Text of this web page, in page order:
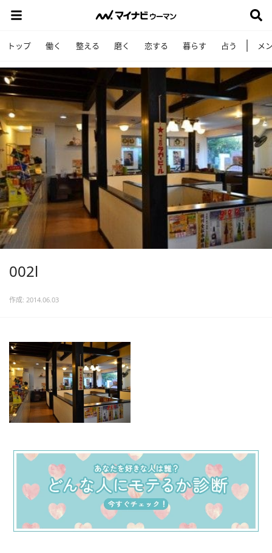
トップ 働く 整える 磨く 恋する 暮らす 占う メ
002l
作成: 2014.06.03